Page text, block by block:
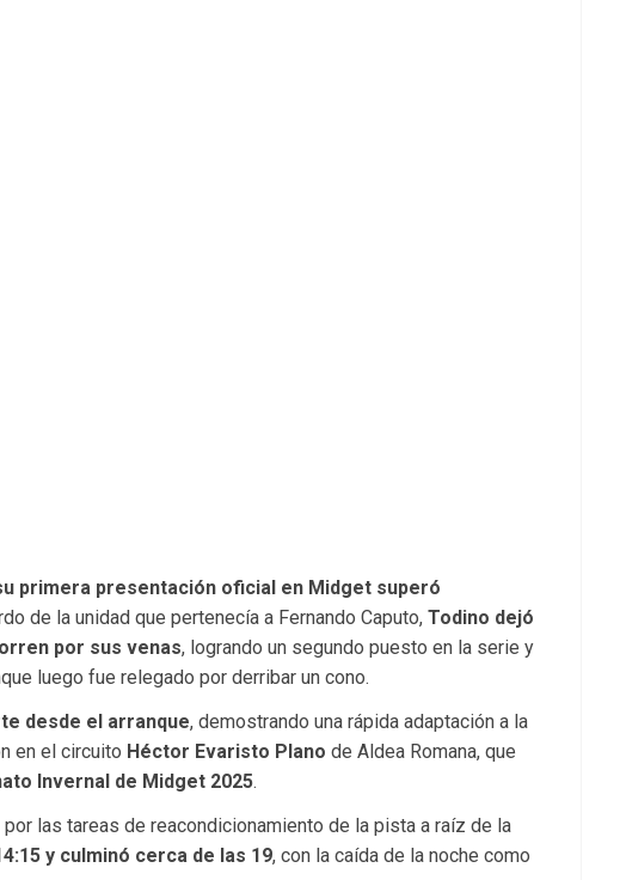
primera presentación oficial en Midget superó
de la unidad que pertenecía a Fernando Caputo, Todino dejó
por sus venas, logrando un segundo puesto en la serie y
luego fue relegado por derribar un cono.
desde el arranque, demostrando una rápida adaptación a la
en el circuito Héctor Evaristo Plano de Aldea Romana, que
Invernal de Midget 2025.
las tareas de reacondicionamiento de la pista a raíz de la
y culminó cerca de las 19, con la caída de la noche como